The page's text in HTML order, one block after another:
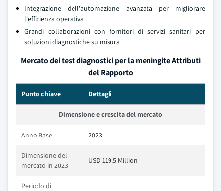
Integrazione dell'automazione avanzata per migliorare
l'efficienza operativa
Grandi collaborazioni con fornitori di servizi sanitari per
soluzioni diagnostiche su misura
Mercato dei test diagnostici per la meningite Attributi
del Rapporto
Punto chiave Dettagli
Dimensione e crescita del mercato
Anno Base 2023
Dimensione del
mercato in 2023
USD 119.5 Million
Periodo di